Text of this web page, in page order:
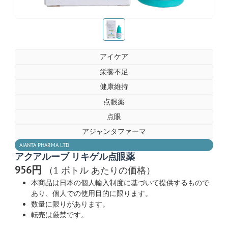
お薬ショップ
アイケア
栄養不足
健康維持
点眼薬
点眼
アジャンタファーマ
AJANTA PHARMA LTD
アクアルーブ リキゲル点眼薬
956円 （1 ボトル あたりの価格）
本商品は日本の個人輸入制度に基づいて提供するもので
あり、個人での使用目的に限ります。
数量に限りがあります。
転売は厳禁です。